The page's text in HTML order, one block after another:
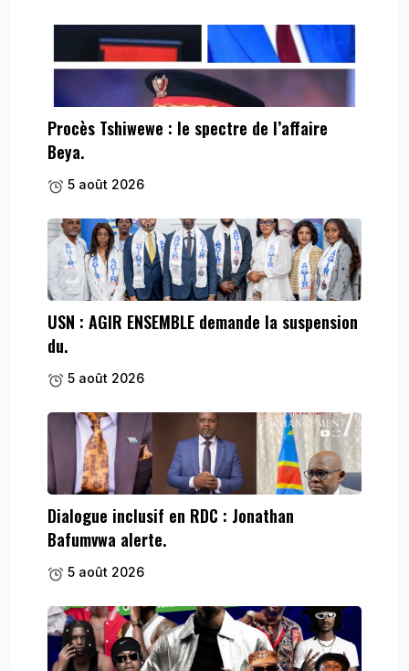
Procès Tshiwewe : le spectre de l’affaire
Beya.
5 août 2026
USN : AGIR ENSEMBLE demande la suspension
du.
5 août 2026
Dialogue inclusif en RDC : Jonathan
Bafumvwa alerte.
5 août 2026